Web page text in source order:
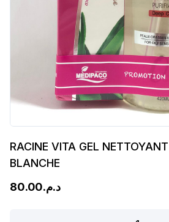
RACINE VITA GEL
BLANCHE
د.م.80.00